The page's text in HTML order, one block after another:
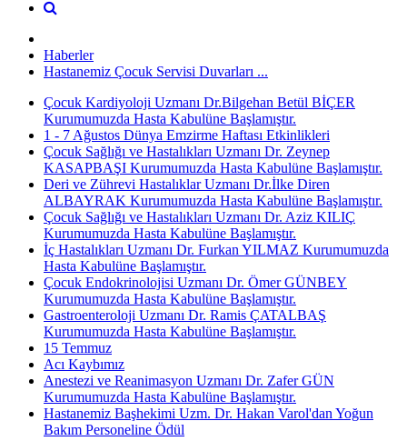
Haberler
Hastanemiz Çocuk Servisi Duvarları ...
Çocuk Kardiyoloji Uzmanı Dr.Bilgehan Betül BİÇER
Kurumumuzda Hasta Kabulüne Başlamıştır.
1 - 7 Ağustos Dünya Emzirme Haftası Etkinlikleri
Çocuk Sağlığı ve Hastalıkları Uzmanı Dr. Zeynep
KASAPBAŞI Kurumumuzda Hasta Kabulüne Başlamıştır.
Deri ve Zührevi Hastalıklar Uzmanı Dr.İlke Diren
ALBAYRAK Kurumumuzda Hasta Kabulüne Başlamıştır.
Çocuk Sağlığı ve Hastalıkları Uzmanı Dr. Aziz KILIÇ
Kurumumuzda Hasta Kabulüne Başlamıştır.
İç Hastalıkları Uzmanı Dr. Furkan YILMAZ Kurumumuzda
Hasta Kabulüne Başlamıştır.
Çocuk Endokrinolojisi Uzmanı Dr. Ömer GÜNBEY
Kurumumuzda Hasta Kabulüne Başlamıştır.
Gastroenteroloji Uzmanı Dr. Ramis ÇATALBAŞ
Kurumumuzda Hasta Kabulüne Başlamıştır.
15 Temmuz
Acı Kaybımız
Anestezi ve Reanimasyon Uzmanı Dr. Zafer GÜN
Kurumumuzda Hasta Kabulüne Başlamıştır.
Hastanemiz Başhekimi Uzm. Dr. Hakan Varol'dan Yoğun
Bakım Personeline Ödül